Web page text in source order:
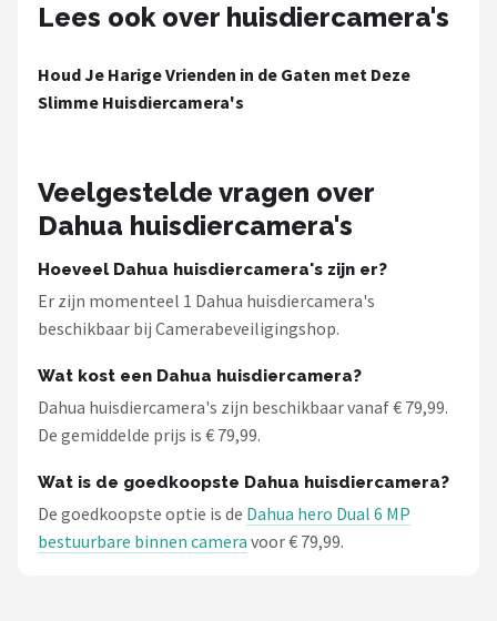
Smartwares
ieGeek
Lees ook over huisdiercamera's
Houd Je Harige Vrienden in de Gaten met Deze
Slimme Huisdiercamera's
Veelgestelde vragen over
Dahua huisdiercamera's
Hoeveel Dahua huisdiercamera's zijn er?
Er zijn momenteel 1 Dahua huisdiercamera's
beschikbaar bij Camerabeveiligingshop.
Wat kost een Dahua huisdiercamera?
Dahua huisdiercamera's zijn beschikbaar vanaf € 79,99.
De gemiddelde prijs is € 79,99.
Wat is de goedkoopste Dahua huisdiercamera?
De goedkoopste optie is de Dahua hero Dual 6 MP
bestuurbare binnen camera voor € 79,99.